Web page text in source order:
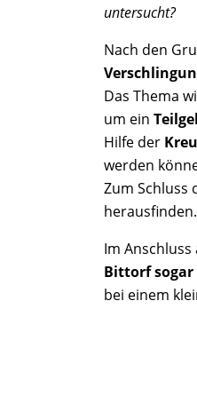
untersucht?
Nach den
Das Thema
um ein
Hilfe der
werden
Zum Schluss
Im
Bittorf sogar
bei einem